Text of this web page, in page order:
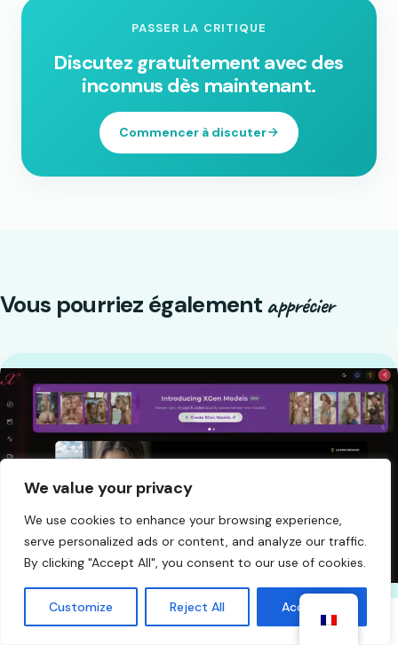
We value your privacy
We use cookies to enhance your browsing experience,
serve personalized ads or content, and analyze our traffic.
By clicking "Accept All", you consent to our use of cookies.
Customize Reject All Accept All
PASSER LA CRITIQUE
Discutez gratuitement avec des
inconnus dès maintenant.
Commencer à discuter
Vous pourriez égalementapprécier